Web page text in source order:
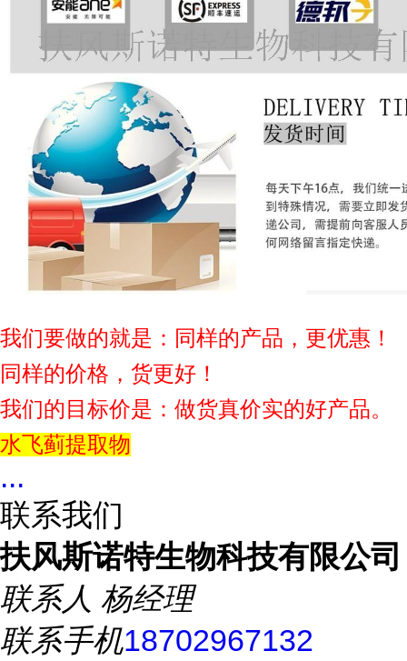
我们要做的就是：同样的产品，更优惠！
同样的价格，货更好！
我们的目标价是：做货真价实的好产品。
水飞蓟提取物
...
联系我们
扶风斯诺特生物科技有限公司
联系人 杨经理
联系手机18702967132